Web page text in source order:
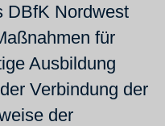
DBfK Nordwest
für
Ausbildung
Verbindung der
der